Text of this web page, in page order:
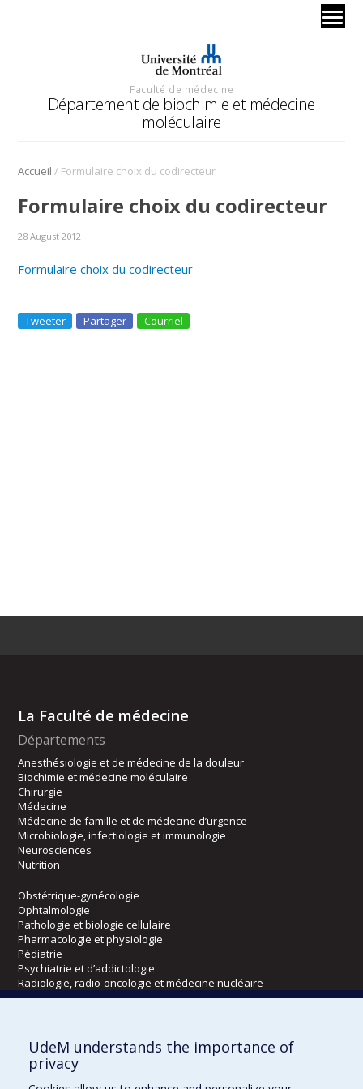
Faculté de médecine
Département de biochimie et médecine
moléculaire
Accueil / Formulaire choix du codirecteur
Formulaire choix du codirecteur
28 August 2012
Formulaire choix du codirecteur
Tweeter Partager Courriel
La Faculté de médecine
Départements
Anesthésiologie et de médecine de la douleur
Biochimie et médecine moléculaire
Chirurgie
Médecine
Médecine de famille et de médecine d’urgence
Microbiologie, infectiologie et immunologie
Neurosciences
Nutrition
Obstétrique-gynécologie
Ophtalmologie
Pathologie et biologie cellulaire
Pharmacologie et physiologie
Pédiatrie
Psychiatrie et d’addictologie
Radiologie, radio-oncologie et médecine nucléaire
Écoles
Kinésiologie et des sciences de l’activité physique
Orthophonie et audiologie
UdeM understands the importance of
privacy